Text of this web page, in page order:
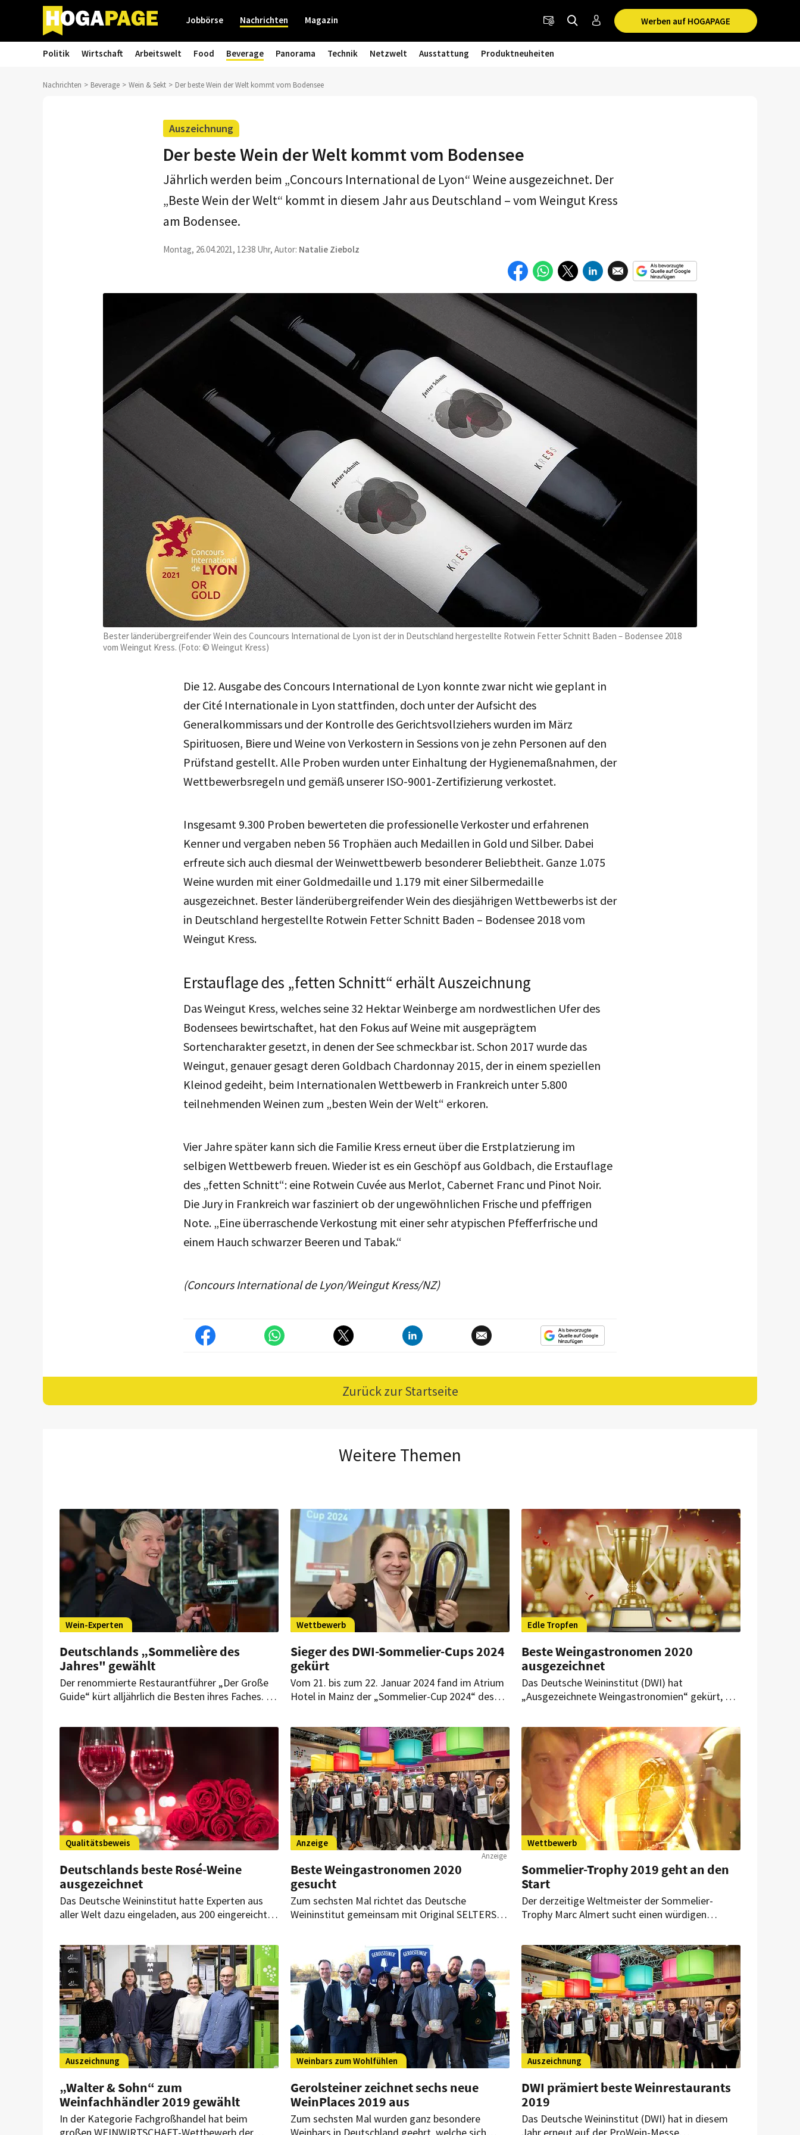
Werben auf HOGAPAGE
Jobbörse Nachrichten Magazin
Politik Wirtschaft Arbeitswelt Food Beverage Panorama Technik Netzwelt Ausstattung Produktneuheiten
Nachrichten Beverage Wein & Sekt Der beste Wein der Welt kommt vom Bodensee
Auszeichnung
Der beste Wein der Welt kommt vom Bodensee
Bester länderübergreifender Wein des Councours International de Lyon ist der in Deutschland hergestellte Rotwein Fetter Schnitt Baden – Bodensee 2018
vom Weingut Kress. (Foto: © Weingut Kress)
Jährlich werden beim „Concours International de Lyon“ Weine ausgezeichnet. Der
„Beste Wein der Welt“ kommt in diesem Jahr aus Deutschland – vom Weingut Kress
am Bodensee.
Montag, 26.04.2021, 12:38 Uhr, Autor: Natalie Ziebolz
Die 12. Ausgabe des Concours International de Lyon konnte zwar nicht wie geplant in
der Cité Internationale in Lyon stattfinden, doch unter der Aufsicht des
Generalkommissars und der Kontrolle des Gerichtsvollziehers wurden im März
Spirituosen, Biere und Weine von Verkostern in Sessions von je zehn Personen auf den
Prüfstand gestellt. Alle Proben wurden unter Einhaltung der Hygienemaßnahmen, der
Wettbewerbsregeln und gemäß unserer ISO-9001-Zertifizierung verkostet.
Insgesamt 9.300 Proben bewerteten die professionelle Verkoster und erfahrenen
Kenner und vergaben neben 56 Trophäen auch Medaillen in Gold und Silber. Dabei
erfreute sich auch diesmal der Weinwettbewerb besonderer Beliebtheit. Ganze 1.075
Weine wurden mit einer Goldmedaille und 1.179 mit einer Silbermedaille
ausgezeichnet. Bester länderübergreifender Wein des diesjährigen Wettbewerbs ist der
in Deutschland hergestellte Rotwein Fetter Schnitt Baden – Bodensee 2018 vom
Weingut Kress.
Erstauflage des „fetten Schnitt“ erhält Auszeichnung
Das Weingut Kress, welches seine 32 Hektar Weinberge am nordwestlichen Ufer des
Bodensees bewirtschaftet, hat den Fokus auf Weine mit ausgeprägtem
Sortencharakter gesetzt, in denen der See schmeckbar ist. Schon 2017 wurde das
Weingut, genauer gesagt deren Goldbach Chardonnay 2015, der in einem speziellen
Kleinod gedeiht, beim Internationalen Wettbewerb in Frankreich unter 5.800
teilnehmenden Weinen zum „besten Wein der Welt“ erkoren.
Vier Jahre später kann sich die Familie Kress erneut über die Erstplatzierung im
selbigen Wettbewerb freuen. Wieder ist es ein Geschöpf aus Goldbach, die Erstauflage
des „fetten Schnitt“: eine Rotwein Cuvée aus Merlot, Cabernet Franc und Pinot Noir.
Die Jury in Frankreich war fasziniert ob der ungewöhnlichen Frische und pfeffrigen
Note. „Eine überraschende Verkostung mit einer sehr atypischen Pfefferfrische und
einem Hauch schwarzer Beeren und Tabak.“
(Concours International de Lyon/Weingut Kress/NZ)
Zurück zur Startseite
Weitere Themen
Wein-Experten
Deutschlands „Sommelière des
Jahres" gewählt
Der renommierte Restaurantführer „Der Große
Guide“ kürt alljährlich die Besten ihres Faches. In
Kathrin Feix mit der höchsten Auszeichnung der
Weinbranche bedacht.
Wettbewerb
Sieger des DWI-Sommelier-Cups 2024
gekürt
Vom 21. bis zum 22. Januar 2024 fand im Atrium
Hotel in Mainz der „Sommelier-Cup 2024“ des
Wettbewerb mit 28 Teilnehmern aus der
Gastronomie und Weinbranche überzeugte eine
Kandidatin mit umfassendem Weinwissen und
Verkostungsfähigkeiten.
Edle Tropfen
Beste Weingastronomen 2020
ausgezeichnet
Das Deutsche Weininstitut (DWI) hat
„Ausgezeichnete Weingastronomien“ gekürt, die
deutschen Regionen engagieren.
Qualitätsbeweis
Deutschlands beste Rosé-Weine
ausgezeichnet
Das Deutsche Weininstitut hatte Experten aus
aller Welt dazu eingeladen, aus 200 eingereichten
küren.
Anzeige
Anzeige
Beste Weingastronomen 2020
gesucht
Zum sechsten Mal richtet das Deutsche
Weininstitut gemeinsam mit Original SELTERS
„Ausgezeichnete Weingastronomie“ aus.
Bewertet werden auch Angebotsvielfalt und
Präsentation.
Wettbewerb
Sommelier-Trophy 2019 geht an den
Start
Der derzeitige Weltmeister der Sommelier-
Trophy Marc Almert sucht einen würdigen
interessierten Sommeliers zum großen
Wettbewerb anmelden.
Auszeichnung
„Walter & Sohn“ zum
Weinfachhändler 2019 gewählt
In der Kategorie Fachgroßhandel hat beim
großen WEINWIRTSCHAFT-Wettbewerb der
Weinbars zum Wohlfühlen
Gerolsteiner zeichnet sechs neue
WeinPlaces 2019 aus
Zum sechsten Mal wurden ganz besondere
Weinbars in Deutschland geehrt, welche sich
Auszeichnung
DWI prämiert beste Weinrestaurants
2019
Das Deutsche Weininstitut (DWI) hat in diesem
Jahr erneut auf der ProWein-Messe